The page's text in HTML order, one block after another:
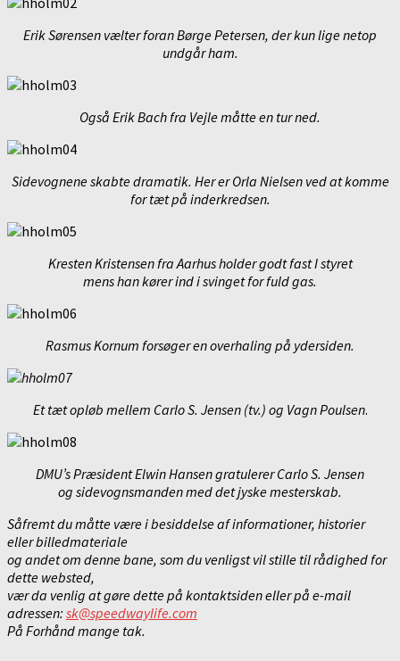
Erik Sørensen vælter foran Børge Petersen, der kun lige netop
undgår ham.
Også Erik Bach fra Vejle måtte en tur ned.
Sidevognene skabte dramatik. Her er Orla Nielsen ved at komme
for tæt på inderkredsen.
Kresten Kristensen fra Aarhus holder godt fast I styret
mens han kører ind i svinget for fuld gas.
Rasmus Kornum forsøger en overhaling på ydersiden.
Et tæt opløb mellem Carlo S. Jensen (tv.) og Vagn Poulsen.
DMU’s Præsident Elwin Hansen gratulerer Carlo S. Jensen
og sidevognsmanden med det jyske mesterskab.
Såfremt du måtte være i besiddelse af informationer, historier
eller billedmateriale
og andet om denne bane, som du venligst vil stille til rådighed for
dette websted,
vær da venlig at gøre dette på kontaktsiden eller på e-mail
adressen: sk@speedwaylife.com
På Forhånd mange tak.